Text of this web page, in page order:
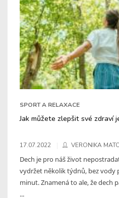
SPORT A RELAXACE
Jak můžete zlepšit své zdraví
17.07.2022 VERONIKA
Dech je pro náš život
vydržet několik týdnů, bez vody
minut. Znamená to ale, že dech
...